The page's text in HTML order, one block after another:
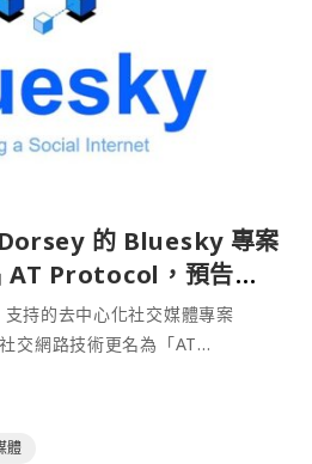
的 Bluesky 專案
AT Protocol，預告
推出
持的去中心化社交媒體專案
交網路技術更名為「AT
動下一代社交應用，其互操作性
的不同應用之間的連接性。此
體